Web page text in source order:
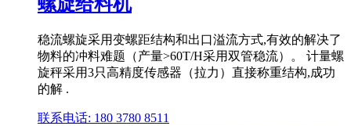
螺旋给料机
稳流螺旋采用变螺距结构和出口溢流方式,有效的解决了
物料的冲料难题（产量>60T/H采用双管稳流）。 计量螺
旋秤采用3只高精度传感器（拉力）直接称重结构,成功
的解 .
联系电话: 180 3780 8511